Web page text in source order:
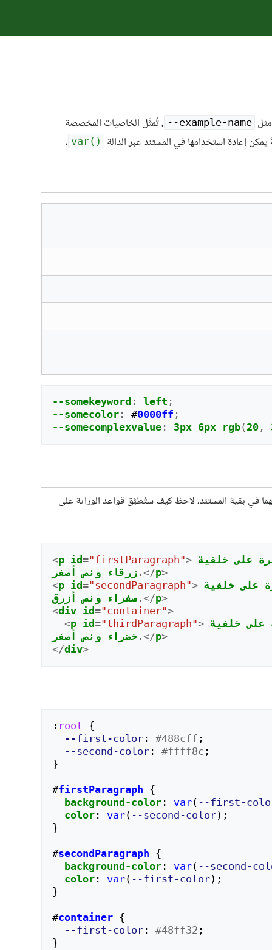
‎--example-name ، تُمثِّل الخاصيات المخصصة
var()‎
.
--somekeyword : left ;
--somecolor: #0000ff ;
--somecomplexvalue: 3px 6px rgb( 20,
في بقية المستند، لاحظ كيف ستُطبَّق قواعد الوراثة على
<p id="firstParagraph"> على خلفية
زرقاء
ونص أصفر .</p>
<p id="secondParagraph"> على خلفية
صفراء
ونص أزرق .</p>
<div id="container">
<p id="thirdParagraph"> على خلفية
خضراء
ونص أصفر .</p>
</div>
: root {
--first-color: #488cff ;
--second-color: #ffff8c ;
}
#firstParagraph {
background-color: var( --first-
color: var( --second-color);
}
#secondParagraph {
background-color: var( --second-
color: var( --first-color);
}
#container {
--first-color: #48ff32 ;
}